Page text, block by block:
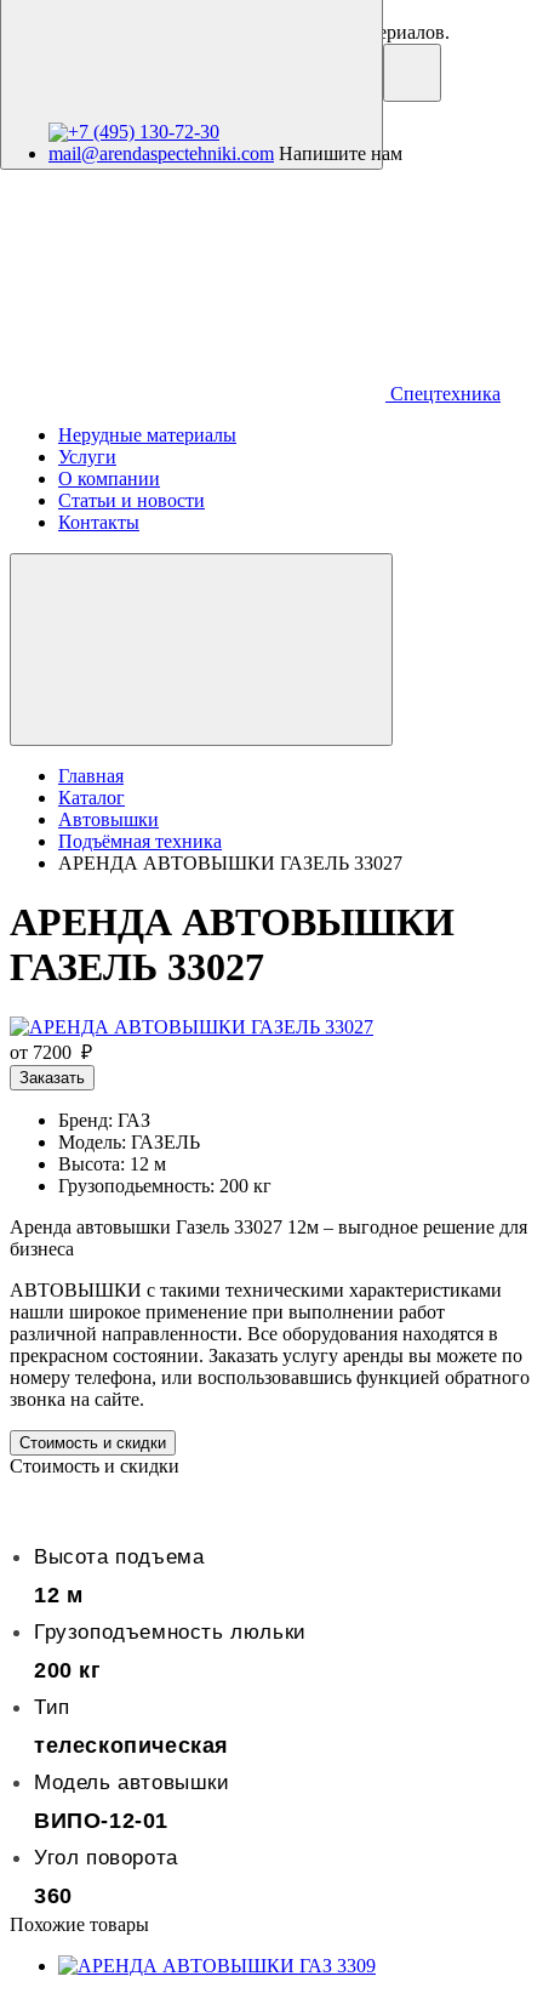
Аренда спецтехники. Продажа нерудных материалов.
+7 (495) 130-72-30
mail@arendaspectehniki.com Напишите нам
Спецтехника
Нерудные материалы
Услуги
О компании
Статьи и новости
Контакты
Главная
Каталог
Автовышки
Подъёмная техника
АРЕНДА АВТОВЫШКИ ГАЗЕЛЬ 33027
АРЕНДА АВТОВЫШКИ
ГАЗЕЛЬ 33027
от 7200 ₽
Заказать
Бренд: ГАЗ
Модель: ГАЗЕЛЬ
Высота: 12 м
Грузоподьемность: 200 кг
Аренда автовышки Газель 33027 12м – выгодное решение для
бизнеса
АВТОВЫШКИ с такими техническими характеристиками
нашли широкое применение при выполнении работ
различной направленности. Все оборудования находятся в
прекрасном состоянии. Заказать услугу аренды вы можете по
номеру телефона, или воспользовавшись функцией обратного
звонка на сайте.
Стоимость и скидки
Стоимость и скидки
Высота подъема
12 м
Грузоподъемность люльки
200 кг
Тип
телескопическая
Модель автовышки
ВИПО-12-01
Угол поворота
360
Похожие товары